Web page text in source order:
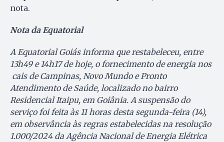
nota.
Nota da Equatorial
A Equatorial Goiás informa que restabeleceu, entre
13h49 e 14h17 de hoje, o fornecimento de energia nos
cais de Campinas, Novo Mundo e Pronto
Atendimento de Saúde, localizado no bairro
Residencial Itaipu, em Goiânia. A suspensão do
serviço foi feita às 11 horas desta segunda-feira (14),
em observância às regras estabelecidas na resolução
1.000/2024 da Agência Nacional de Energia Elétrica